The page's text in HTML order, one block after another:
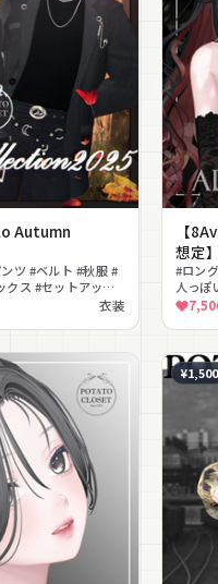
Autumn
ツ #ベルト #秋服 #
クス #セットアップ
衣装
【
想定】
#ロン
人っぽ
¥1,500